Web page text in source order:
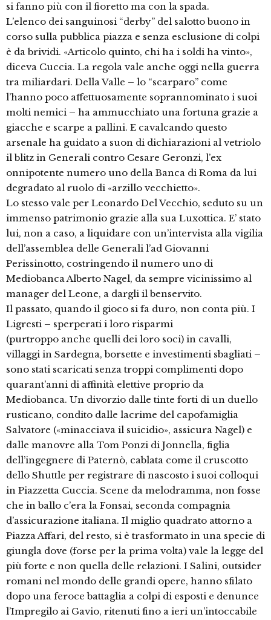
si fanno più con il fioretto ma con la spada.
L’elenco dei sanguinosi “derby” del salotto buono in
corso sulla pubblica piazza e senza esclusione di colpi
è da brividi. «Articolo quinto, chi ha i soldi ha vinto»,
diceva Cuccia. La regola vale anche oggi nella guerra
tra miliardari. Della Valle – lo “scarparo” come
l’hanno poco affettuosamente soprannominato i suoi
molti nemici – ha ammucchiato una fortuna grazie a
giacche e scarpe a pallini. E cavalcando questo
arsenale ha guidato a suon di dichiarazioni al vetriolo
il blitz in Generali contro Cesare Geronzi, l’ex
onnipotente numero uno della Banca di Roma da lui
degradato al ruolo di «arzillo vecchietto».
Lo stesso vale per Leonardo Del Vecchio, seduto su un
immenso patrimonio grazie alla sua Luxottica. E’ stato
lui, non a caso, a liquidare con un’intervista alla vigilia
dell’assemblea delle Generali l’ad Giovanni
Perissinotto, costringendo il numero uno di
Mediobanca Alberto Nagel, da sempre vicinissimo al
manager del Leone, a dargli il benservito.
Il passato, quando il gioco si fa duro, non conta più. I
Ligresti – sperperati i loro risparmi
(purtroppo anche quelli dei loro soci) in cavalli,
villaggi in Sardegna, borsette e investimenti sbagliati –
sono stati scaricati senza troppi complimenti dopo
quarant’anni di affinità elettive proprio da
Mediobanca. Un divorzio dalle tinte forti di un duello
rusticano, condito dalle lacrime del capofamiglia
Salvatore («minacciava il suicidio», assicura Nagel) e
dalle manovre alla Tom Ponzi di Jonnella, figlia
dell’ingegnere di Paternò, cablata come il cruscotto
dello Shuttle per registrare di nascosto i suoi colloqui
in Piazzetta Cuccia. Scene da melodramma, non fosse
che in ballo c’era la Fonsai, seconda compagnia
d’assicurazione italiana. Il miglio quadrato attorno a
Piazza Affari, del resto, si è trasformato in una specie di
giungla dove (forse per la prima volta) vale la legge del
più forte e non quella delle relazioni. I Salini, outsider
romani nel mondo delle grandi opere, hanno sfilato
dopo una feroce battaglia a colpi di esposti e denunce
l’Impregilo ai Gavio, ritenuti fino a ieri un’intoccabile